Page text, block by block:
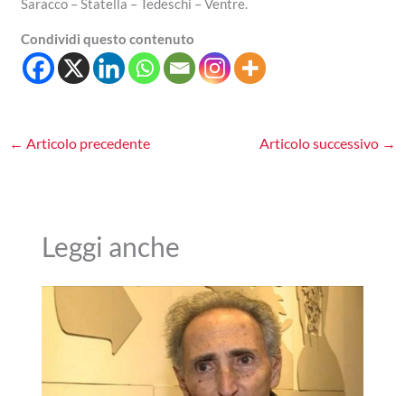
Saracco – Statella – Tedeschi – Ventre.
Condividi questo contenuto
← Articolo precedente Articolo successivo →
Leggi anche